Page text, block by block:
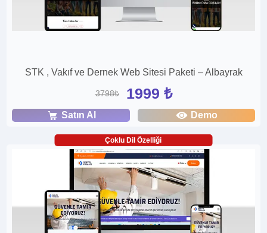
STK , Vakıf ve Dernek Web Sitesi Paketi – Albayrak
3798₺ 1999 ₺
Satın Al Demo
Çoklu Dil Özelliği